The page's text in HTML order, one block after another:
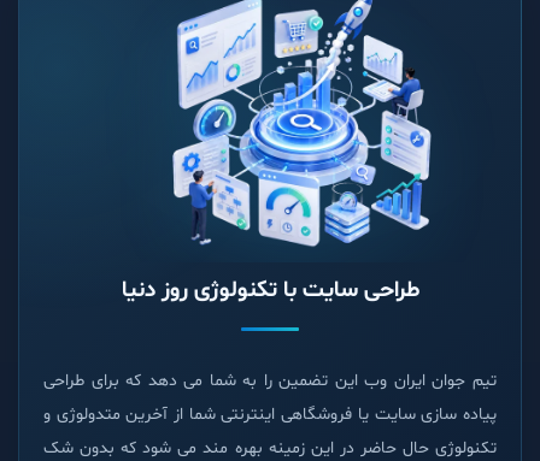
طراحی سایت با تکنولوژی روز دنیا
تیم جوان ایران وب این تضمین را به شما می دهد که برای طراحی
پیاده سازی سایت یا فروشگاهی اینترنتی شما از آخرین متدولوژی و
تکنولوژی حال حاضر در این زمینه بهره مند می شود که بدون شک